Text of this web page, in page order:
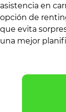
asistencia en
opción de
que evita
una mejor